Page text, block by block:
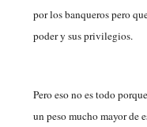
por los banqueros pero
poder y sus privilegios.
Pero eso no es todo
un peso mucho mayor de